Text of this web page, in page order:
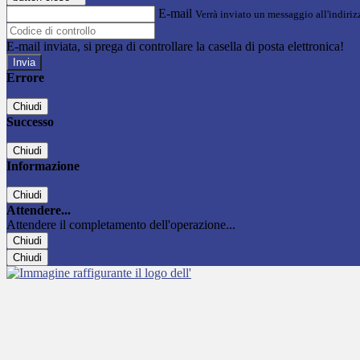
E-mail Verrà inviato un messaggio
E-mail inviata, si prega di controllare la casella di posta elettronica!
Errore
Chiudi
Successo
Chiudi
Informazione
Chiudi
Attendere...
Attendere il completamento dell'operazione...
Chiudi
Chiudi